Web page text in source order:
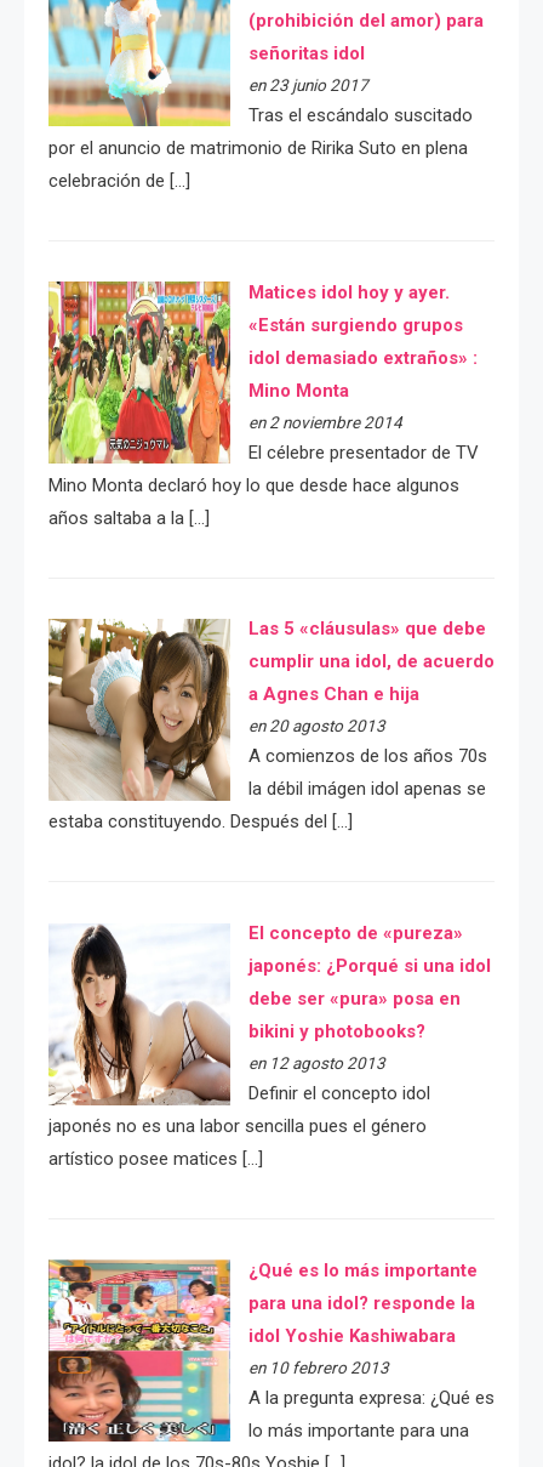
(prohibición del amor) para
señoritas idol
en 23 junio 2017
Tras el escándalo suscitado
por el anuncio de matrimonio de Ririka Suto en plena
celebración de […]
Matices idol hoy y ayer.
«Están surgiendo grupos
idol demasiado extraños» :
Mino Monta
en 2 noviembre 2014
El célebre presentador de TV
Mino Monta declaró hoy lo que desde hace algunos
años saltaba a la […]
Las 5 «cláusulas» que debe
cumplir una idol, de acuerdo
a Agnes Chan e hija
en 20 agosto 2013
A comienzos de los años 70s
la débil imágen idol apenas se
estaba constituyendo. Después del […]
El concepto de «pureza»
japonés: ¿Porqué si una idol
debe ser «pura» posa en
bikini y photobooks?
en 12 agosto 2013
Definir el concepto idol
japonés no es una labor sencilla pues el género
artístico posee matices […]
¿Qué es lo más importante
para una idol? responde la
idol Yoshie Kashiwabara
en 10 febrero 2013
A la pregunta expresa: ¿Qué es
lo más importante para una